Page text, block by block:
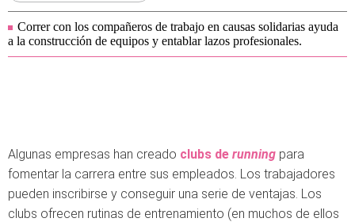
Correr con los compañeros de trabajo en causas solidarias ayuda
a la construcción de equipos y entablar lazos profesionales.
Algunas empresas han creado clubs de running para
fomentar la carrera entre sus empleados. Los trabajadores
pueden inscribirse y conseguir una serie de ventajas. Los
clubs ofrecen rutinas de entrenamiento (en muchos de ellos